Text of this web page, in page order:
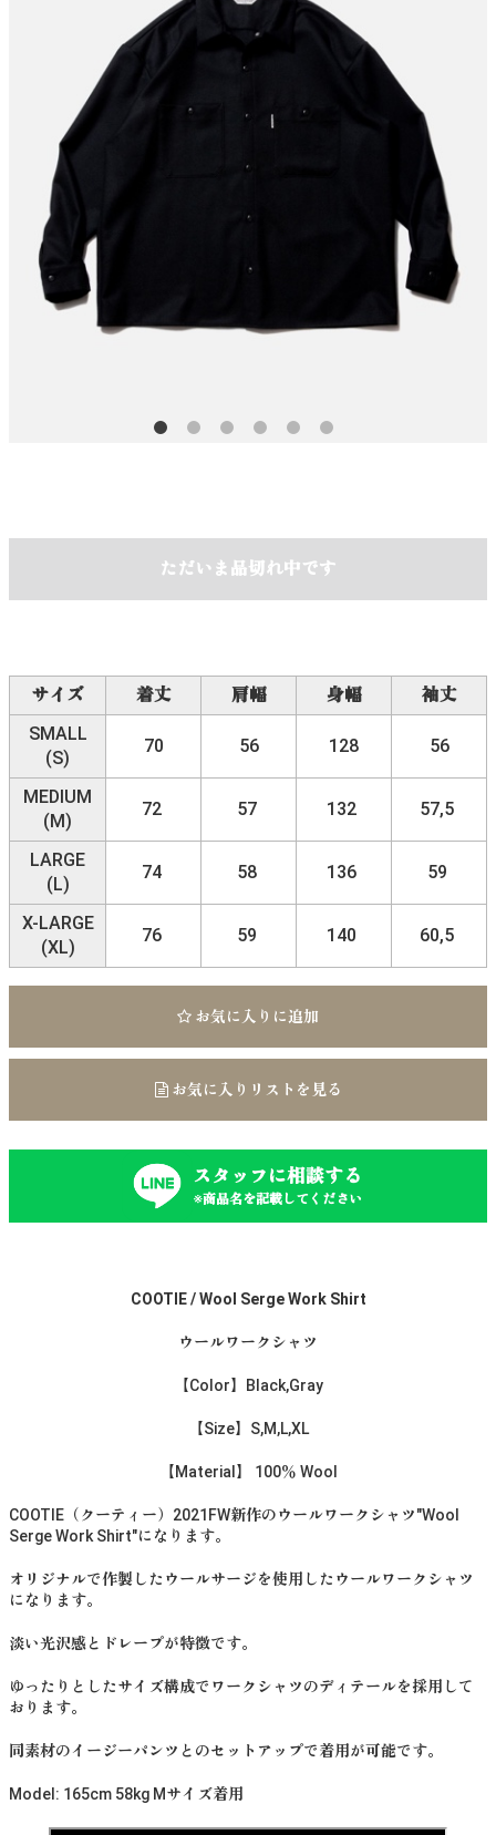
ただいま品切れ中です
サイズ 着丈 肩幅 身幅
袖丈
SMALL
(S)
70 56 128 56
MEDIUM
(M)
72 57 132 57,5
LARGE
(L)
74 58 136 59
X-LARGE
(XL)
76 59 140 60,5
お気に入りに追加
お気に入りリストを見る
スタッフに相談する
※商品名を記載してください
COOTIE / Wool Serge Work Shirt
ウールワークシャツ
【Color】Black,Gray
【Size】S,M,L,XL
【Material】 100％ Wool
COOTIE（クーティー）2021FW新作のウールワークシャツ"Wool
Serge Work Shirt"になります。
オリジナルで作製したウールサージを使用したウールワークシャツ
になります。
淡い光沢感とドレープが特徴です。
ゆったりとしたサイズ構成でワークシャツのディテールを採用して
おります。
同素材のイージーパンツとのセットアップで着用が可能です。
Model: 165cm 58kg Mサイズ着用